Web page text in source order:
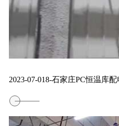
2023-07-018-石家庄PC恒温库